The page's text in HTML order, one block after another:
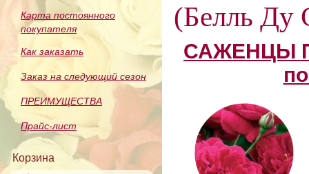
Карта постоянного
покупателя
Как заказать
Заказ на следующий сезон
ПРЕИМУЩЕСТВА
Прайс-лист
Корзина
(Белль Ду
САЖЕНЦЫ